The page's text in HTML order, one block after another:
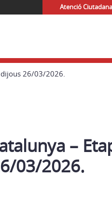
Atenció
26/03/2026.
–
03/2026.